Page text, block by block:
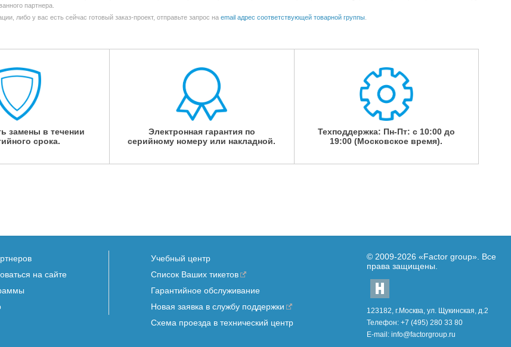
партнера.
либо у вас есть сейчас готовый заказ-проект, отправьте запрос на email адрес соответствующей товарной группы
замены в течении
срока.
Электронная гарантия по
серийному номеру или накладной.
Техподдержка: Пн-Пт: с 10:00 до
19:00 (Московское время).
на сайте
Учебный центр
Список Ваших тикетов
Гарантийное обслуживание
Новая заявка в службу поддержки
Схема проезда в технический центр
© 2009-2026 «Factor group» . Все
права защищены.
123182, г.Москва, ул. Щукинская, д.2
Телефон: +7 (495) 280 33 80
E-mail: info@factorgroup.ru